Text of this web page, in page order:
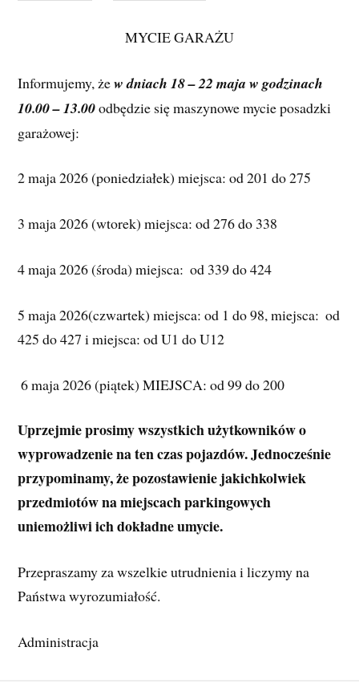
MYCIE GARAŻU
Informujemy, że w dniach 18 – 22 maja w godzinach
10.00 – 13.00 odbędzie się maszynowe mycie posadzki
garażowej:
2 maja 2026 (poniedziałek) miejsca: od 201 do 275
3 maja 2026 (wtorek) miejsca: od 276 do 338
4 maja 2026 (środa) miejsca:  od 339 do 424
5 maja 2026(czwartek) miejsca: od 1 do 98, miejsca:  od
425 do 427 i miejsca: od U1 do U12
6 maja 2026 (piątek) MIEJSCA: od 99 do 200
Uprzejmie prosimy wszystkich użytkowników o
wyprowadzenie na ten czas pojazdów. Jednocześnie
przypominamy, że pozostawienie jakichkolwiek
przedmiotów na miejscach parkingowych
uniemożliwi ich dokładne umycie.
Przepraszamy za wszelkie utrudnienia i liczymy na
Państwa wyrozumiałość.
Administracja